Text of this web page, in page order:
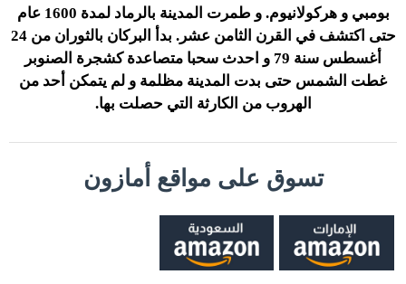
بومبي و هركولانيوم. و طمرت المدينة بالرماد لمدة 1600 عام
حتى اكتشف في القرن الثامن عشر. بدأ البركان بالثوران من 24
أغسطس سنة 79 و احدث سحبا متصاعدة كشجرة الصنوبر
غطت الشمس حتى بدت المدينة مظلمة و لم يتمكن أحد من
الهروب من الكارثة التي حصلت بها.
تسوق على مواقع أمازون